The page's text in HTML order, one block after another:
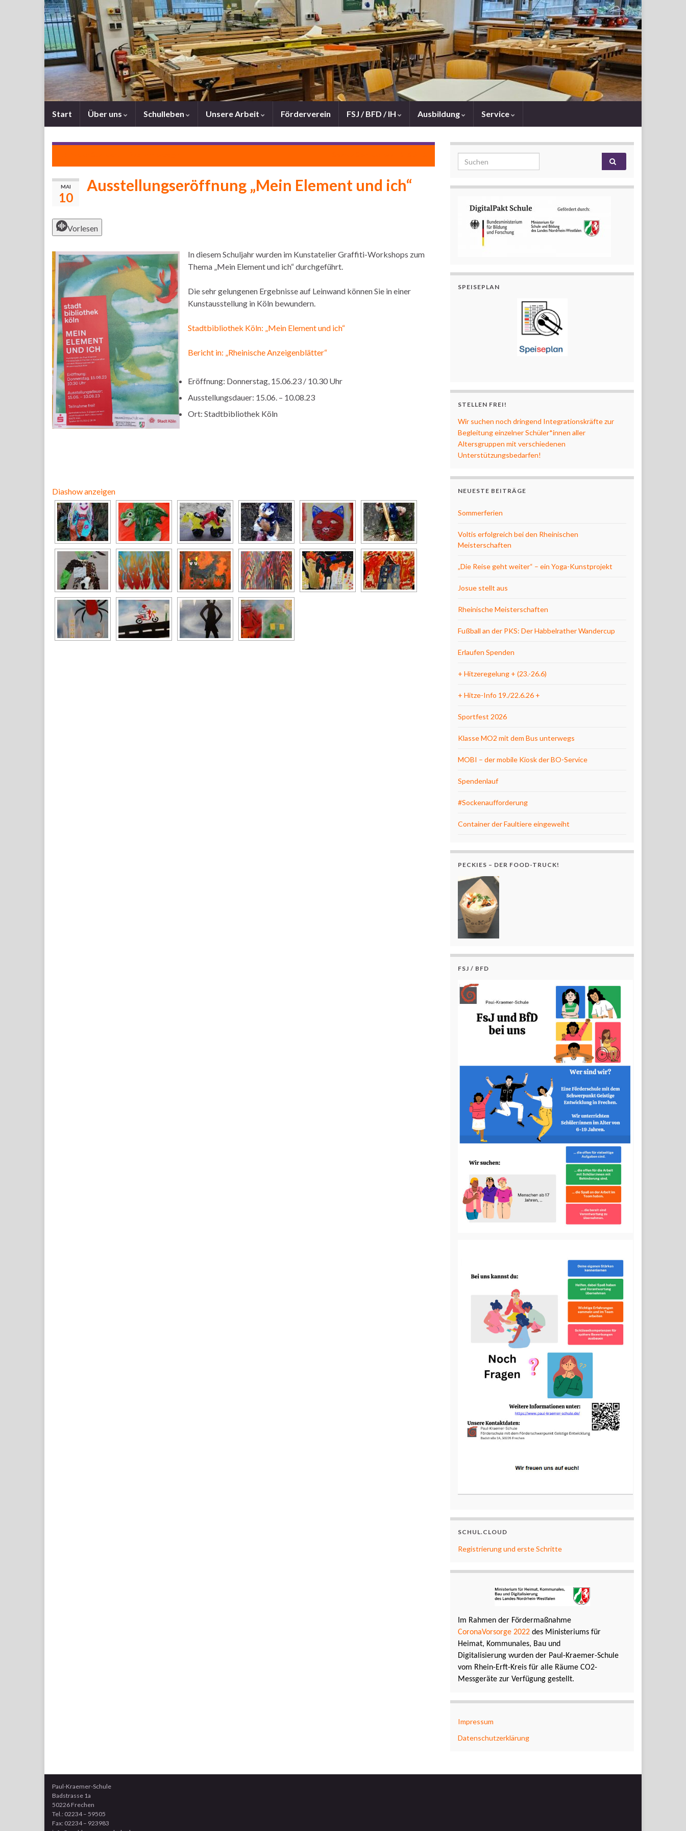
Start Über uns Schulleben Unsere Arbeit Förderverein FSJ / BFD / IH Ausbildung Service
MAI
10
Ausstellungseröffnung „Mein Element und ich“
Vorlesen
In diesem Schuljahr wurden im Kunstatelier Graffiti-Workshops zum
Thema „Mein Element und ich“ durchgeführt.
Die sehr gelungenen Ergebnisse auf Leinwand können Sie in einer
Kunstausstellung in Köln bewundern.
Stadtbibliothek Köln: „Mein Element und ich“
Bericht in: „Rheinische Anzeigenblätter“
Eröffnung: Donnerstag, 15.06.23 / 10.30 Uhr
Ausstellungsdauer: 15.06. – 10.08.23
Ort: Stadtbibliothek Köln
Diashow anzeigen
Search for:
SPEISEPLAN
STELLEN FREI!
Wir suchen noch dringend Integrationskräfte zur
Begleitung einzelner Schüler*innen aller
Altersgruppen mit verschiedenen
Unterstützungsbedarfen!
NEUESTE BEITRÄGE
Sommerferien
Voltis erfolgreich bei den Rheinischen
Meisterschaften
„Die Reise geht weiter“ – ein Yoga-Kunstprojekt
Josue stellt aus
Rheinische Meisterschaften
Fußball an der PKS: Der Habbelrather Wandercup
Erlaufen Spenden
+ Hitzeregelung + (23.-26.6)
+ Hitze-Info 19./22.6.26 +
Sportfest 2026
Klasse MO2 mit dem Bus unterwegs
MOBI – der mobile Kiosk der BO-Service
Spendenlauf
#Sockenaufforderung
Container der Faultiere eingeweiht
PECKIES – DER FOOD-TRUCK!
FSJ / BFD
SCHUL.CLOUD
Registrierung und erste Schritte
Im Rahmen der Fördermaßnahme
CoronaVorsorge 2022 des Ministeriums für
Heimat, Kommunales, Bau und
Digitalisierung wurden der Paul-Kraemer-Schule
vom Rhein-Erft-Kreis für alle Räume CO2-
Messgeräte zur Verfügung gestellt.
Impressum
Datenschutzerklärung
Paul-Kraemer-Schule
Badstrasse 1a
50226 Frechen
Tel.: 02234 – 59505
Fax: 02234 – 923983